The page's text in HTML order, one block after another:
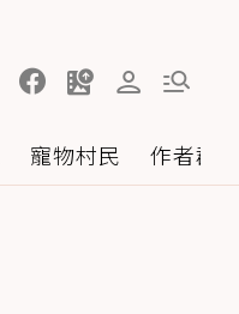
寵物村民 作者群